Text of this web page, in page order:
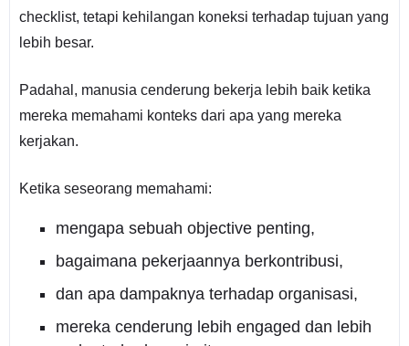
checklist, tetapi kehilangan koneksi terhadap tujuan yang
lebih besar.
Padahal, manusia cenderung bekerja lebih baik ketika
mereka memahami konteks dari apa yang mereka
kerjakan.
Ketika seseorang memahami:
mengapa sebuah objective penting,
bagaimana pekerjaannya berkontribusi,
dan apa dampaknya terhadap organisasi,
mereka cenderung lebih engaged dan lebih